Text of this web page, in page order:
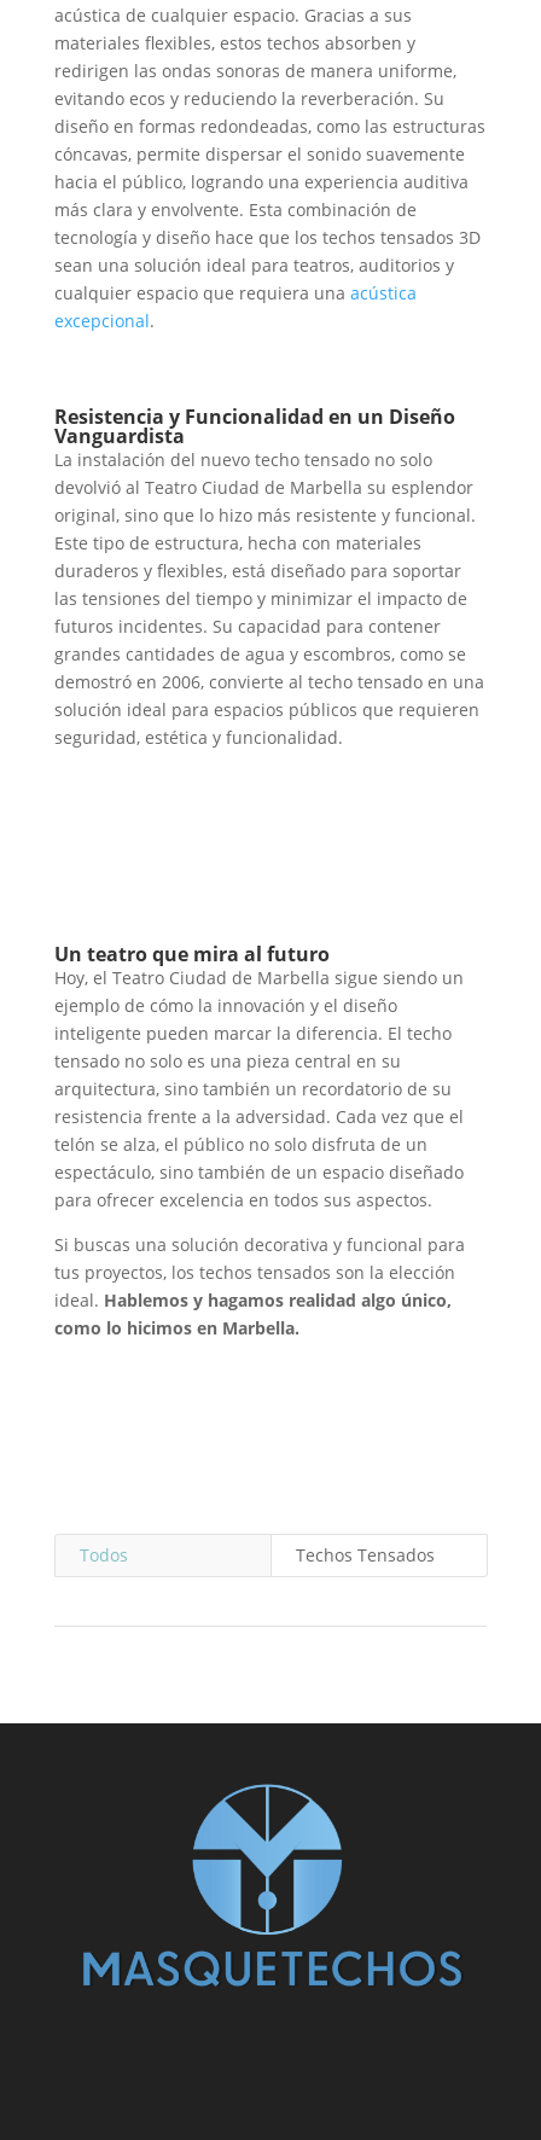
acústica de cualquier espacio. Gracias a sus
materiales flexibles, estos techos absorben y
redirigen las ondas sonoras de manera uniforme,
evitando ecos y reduciendo la reverberación. Su
diseño en formas redondeadas, como las estructuras
cóncavas, permite dispersar el sonido suavemente
hacia el público, logrando una experiencia auditiva
más clara y envolvente. Esta combinación de
tecnología y diseño hace que los techos tensados ​​3D
sean una solución ideal para teatros, auditorios y
cualquier espacio que requiera una acústica
excepcional.
Resistencia y Funcionalidad en un Diseño
Vanguardista
La instalación del nuevo techo tensado no solo
devolvió al Teatro Ciudad de Marbella su esplendor
original, sino que lo hizo más resistente y funcional.
Este tipo de estructura, hecha con materiales
duraderos y flexibles, está diseñado para soportar
las tensiones del tiempo y minimizar el impacto de
futuros incidentes. Su capacidad para contener
grandes cantidades de agua y escombros, como se
demostró en 2006, convierte al techo tensado en una
solución ideal para espacios públicos que requieren
seguridad, estética y funcionalidad.
Un teatro que mira al futuro
Hoy, el Teatro Ciudad de Marbella sigue siendo un
ejemplo de cómo la innovación y el diseño
inteligente pueden marcar la diferencia. El techo
tensado no solo es una pieza central en su
arquitectura, sino también un recordatorio de su
resistencia frente a la adversidad. Cada vez que el
telón se alza, el público no solo disfruta de un
espectáculo, sino también de un espacio diseñado
para ofrecer excelencia en todos sus aspectos.
Si buscas una solución decorativa y funcional para
tus proyectos, los techos tensados ​​son la elección
ideal. Hablemos y hagamos realidad algo único,
como lo hicimos en Marbella.
Todos Techos Tensados